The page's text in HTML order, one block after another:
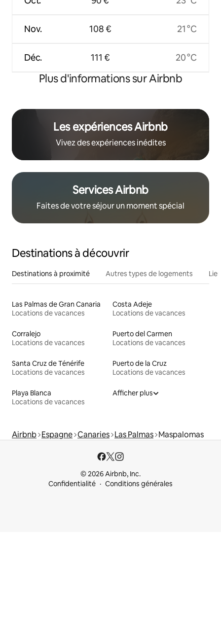
Nov.
Déc.
108 €
111 €
21 °C
20 °C
Plus d'informations sur Airbnb
Les expériences Airbnb
Vivez des expériences inédites
Services Airbnb
Faites de votre séjour un moment spécial
Destinations à découvrir
Destinations à proximité Autres types de logements
Las Palmas de Gran Canaria
Locations de vacances
Costa Adeje
Locations de vacances
Corralejo
Locations de vacances
Puerto del Carmen
Locations de vacances
Santa Cruz de Ténérife
Locations de vacances
Puerto de la Cruz
Locations de vacances
Playa Blanca
Locations de vacances
Afficher plus
Airbnb Espagne Canaries Las Palmas Maspalomas
© 2026 Airbnb, Inc.
Confidentialité
Conditions générales